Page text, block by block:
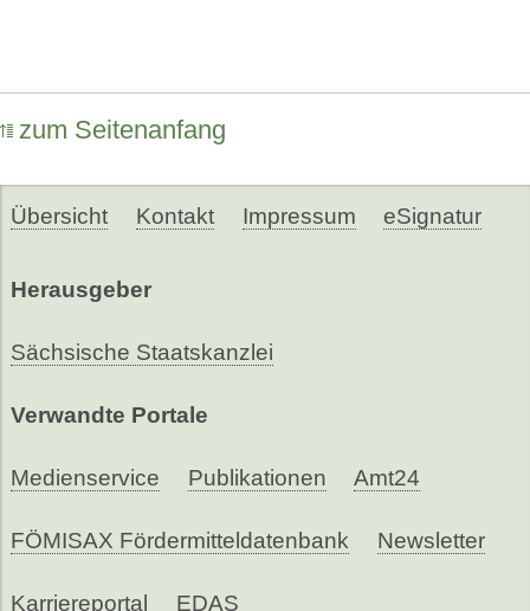
zum Seitenanfang
Übersicht Kontakt Impressum eSignatur
Herausgeber
Sächsische Staatskanzlei
Verwandte Portale
Medienservice Publikationen Amt24
FÖMISAX Fördermitteldatenbank Newsletter
Karriereportal EDAS